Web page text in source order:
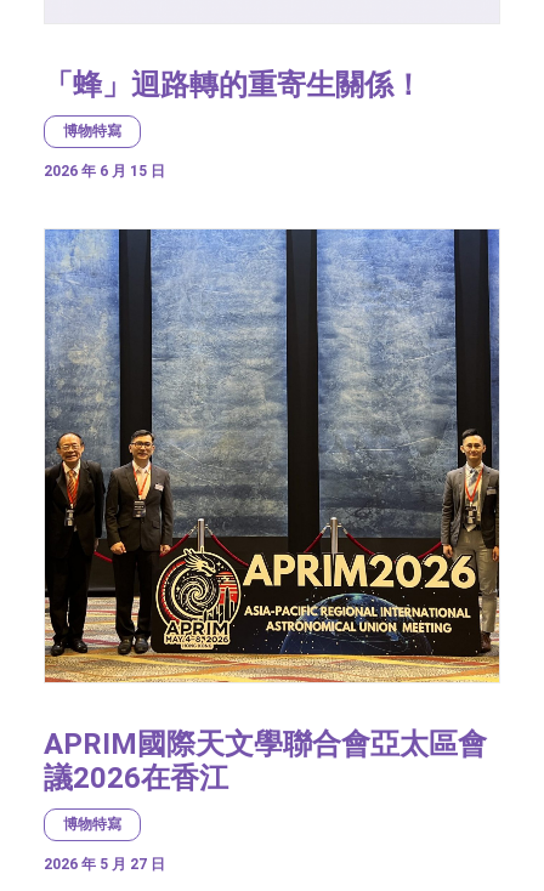
「蜂」迴路轉的重寄生關係！
博物特寫
2026 年 6 月 15 日
APRIM國際天文學聯合會亞太區會
議2026在香江
博物特寫
2026 年 5 月 27 日